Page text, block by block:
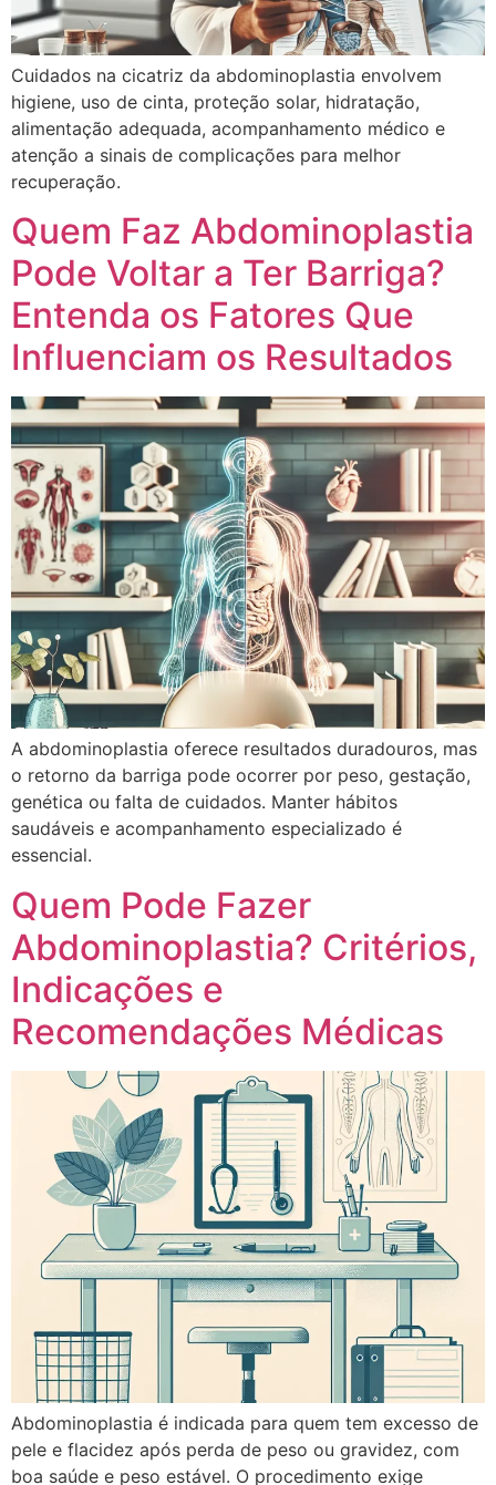
Cuidados na cicatriz da abdominoplastia envolvem
higiene, uso de cinta, proteção solar, hidratação,
alimentação adequada, acompanhamento médico e
atenção a sinais de complicações para melhor
recuperação.
Quem Faz Abdominoplastia
Pode Voltar a Ter Barriga?
Entenda os Fatores Que
Influenciam os Resultados
A abdominoplastia oferece resultados duradouros, mas
o retorno da barriga pode ocorrer por peso, gestação,
genética ou falta de cuidados. Manter hábitos
saudáveis e acompanhamento especializado é
essencial.
Quem Pode Fazer
Abdominoplastia? Critérios,
Indicações e
Recomendações Médicas
Abdominoplastia é indicada para quem tem excesso de
pele e flacidez após perda de peso ou gravidez, com
boa saúde e peso estável. O procedimento exige